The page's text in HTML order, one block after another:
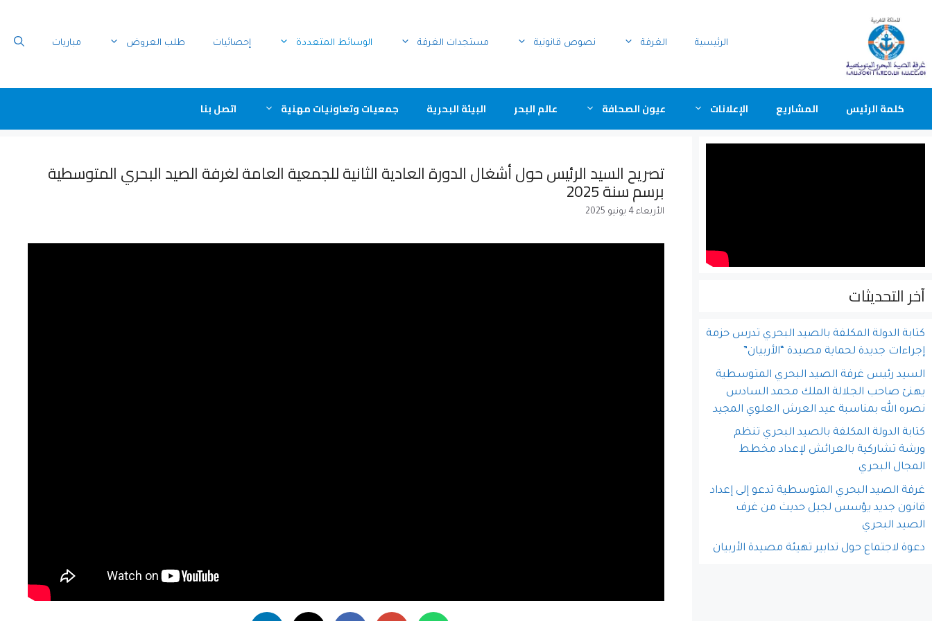
الرئيسية الغرفة نصوص قانونية مستجدات الغرفة الوسائط المتعددة إحصائيات طلب العروض مباريات
كلمة الرئيس المشاريع الإعلانات عيون الصحافة عالم البحر البيئة البحرية جمعيات وتعاونيات مهنية اتصل بنا
تصريح السيد الرئيس حول أشغال الدورة العادية الثانية للجمعية العامة لغرفة الصيد البحري المتوسطية
برسم سنة 2025
الأربعاء 4 يونيو 2025
آخر التحديثات
كتابة الدولة المكلفة بالصيد البحري تدرس حزمة
إجراءات جديدة لحماية مصيدة “الأربيان”
السيد رئيس غرفة الصيد البحري المتوسطية
يهنئ صاحب الجلالة الملك محمد السادس
نصره الله بمناسبة عيد العرش العلوي المجيد
كتابة الدولة المكلفة بالصيد البحري تنظم
ورشة تشاركية بالعرائش لإعداد مخطط
المجال البحري
غرفة الصيد البحري المتوسطية تدعو إلى إعداد
قانون جديد يؤسس لجيل حديث من غرف
الصيد البحري
دعوة لاجتماع حول تدابير تهيئة مصيدة الأربيان